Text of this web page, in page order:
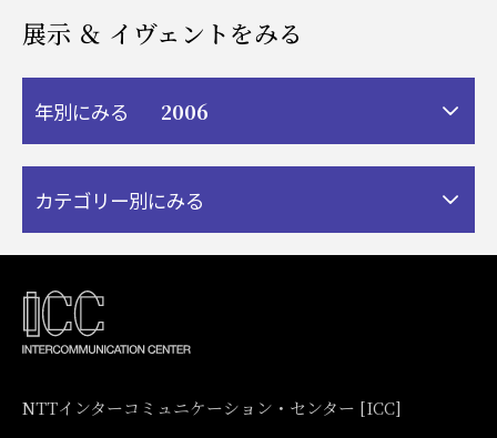
展示 ＆ イヴェントをみる
年別にみる 2006
カテゴリー別にみる
NTTインターコミュニケーション・センター [ICC]